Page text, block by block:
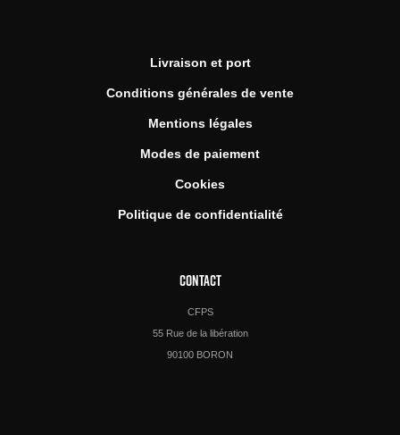
Livraison et port
Conditions générales de vente
Mentions légales
Modes de paiement
Cookies
Politique de confidentialité
CONTACT
CFPS
55 Rue de la libération
90100 BORON